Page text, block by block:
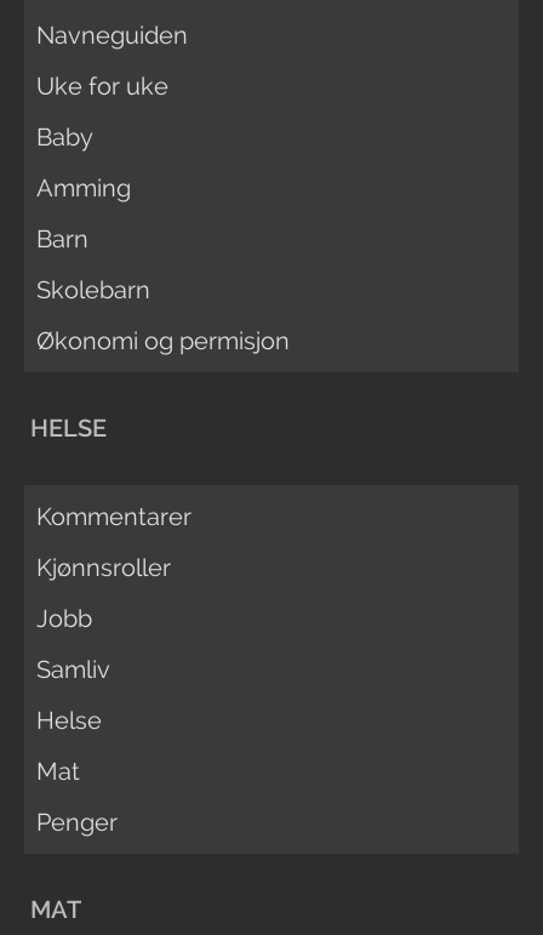
Navneguiden
Uke for uke
Baby
Amming
Barn
Skolebarn
Økonomi og permisjon
HELSE
Kommentarer
Kjønnsroller
Jobb
Samliv
Helse
Mat
Penger
MAT